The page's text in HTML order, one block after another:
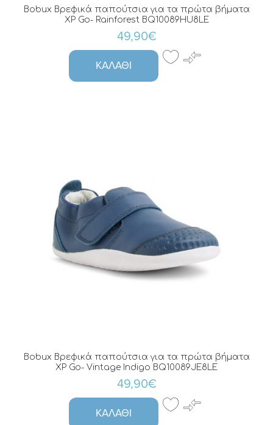
Bobux Βρεφικά παπούτσια για τα πρώτα βήματα
XP Go- Rainforest BQ10089HU8LE
49,90€
ΚΑΛΆΘΙ
Bobux Βρεφικά παπούτσια για τα πρώτα βήματα
XP Go- Vintage Indigo BQ10089JE8LE
49,90€
ΚΑΛΆΘΙ